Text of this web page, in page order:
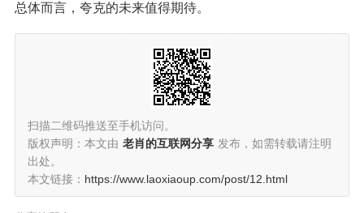
总体而言，夸克的未来值得期待。
扫描二维码推送至手机访问。
版权声明：本文由 老肖的互联网分享 发布，如需转载请注明
出处。
本文链接： https://www.laoxiaoup.com/post/12.html